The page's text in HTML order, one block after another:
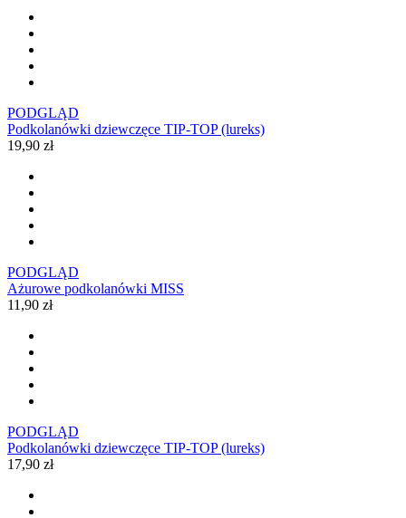
PODGLĄD
Podkolanówki dziewczęce TIP-TOP (lureks)
19,90 zł
PODGLĄD
Ażurowe podkolanówki MISS
11,90 zł
PODGLĄD
Podkolanówki dziewczęce TIP-TOP (lureks)
17,90 zł